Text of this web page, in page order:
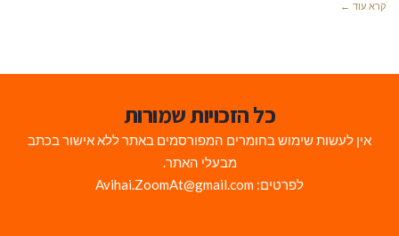
קרא עוד ←
כל הזכויות שמורות
אין לעשות שימוש בחומרים המפורסמים באתר ללא אישור בכתב
מבעלי האתר.
לפרטים: Avihai.ZoomAt@gmail.com